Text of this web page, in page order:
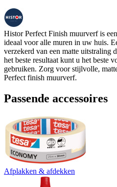
Histor Perfect Finish muurverf is
ideaal voor alle muren in uw huis.
verzekerd van een matte
het beste resultaat kunt u het beste
gebruiken. Zorg voor stijlvolle,
Perfect finish muurverf.
Passende accessoires
Afplakken & afdekken